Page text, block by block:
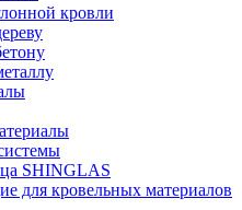
кровли
SHINGLAS
для кровельных материалов